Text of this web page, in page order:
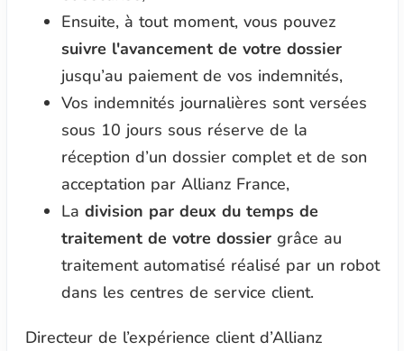
Ensuite, à tout moment, vous pouvez
suivre l'avancement de votre dossier
jusqu’au paiement de vos indemnités,
Vos indemnités journalières sont versées
sous 10 jours sous réserve de la
réception d’un dossier complet et de son
acceptation par Allianz France,
La division par deux du temps de
traitement de votre dossiergrâce au
traitement automatisé réalisé par un robot
dans les centres de service client.
Directeur de l’expérience client d’Allianz